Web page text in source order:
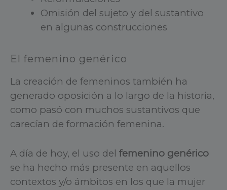
Omisión del sujeto y del sustantivo
en algunas construcciones
El femenino genérico
La creación de femeninos también ha
generado oposición a lo largo de la historia,
como pasó con muchos sustantivos que
carecían de formación femenina.
A día de hoy, el uso del femenino genérico
se ha hecho más presente en aquellos
contextos y/o ámbitos en los que la mujer